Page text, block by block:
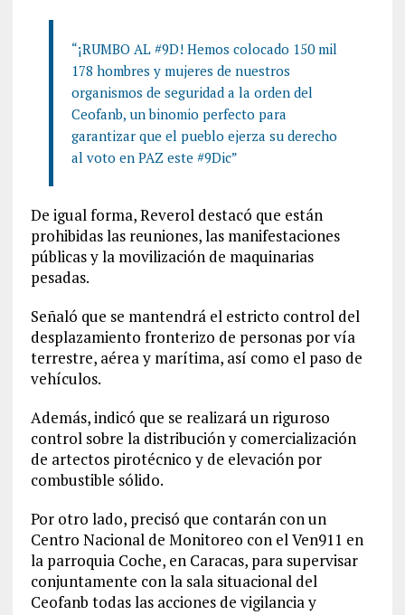
“¡RUMBO AL #9D! Hemos colocado 150 mil
178 hombres y mujeres de nuestros
organismos de seguridad a la orden del
Ceofanb, un binomio perfecto para
garantizar que el pueblo ejerza su derecho
al voto en PAZ este #9Dic”
De igual forma, Reverol destacó que están
prohibidas las reuniones, las manifestaciones
públicas y la movilización de maquinarias
pesadas.
Señaló que se mantendrá el estricto control del
desplazamiento fronterizo de personas por vía
terrestre, aérea y marítima, así como el paso de
vehículos.
Además, indicó que se realizará un riguroso
control sobre la distribución y comercialización
de artectos pirotécnico y de elevación por
combustible sólido.
Por otro lado, precisó que contarán con un
Centro Nacional de Monitoreo con el Ven911 en
la parroquia Coche, en Caracas, para supervisar
conjuntamente con la sala situacional del
Ceofanb todas las acciones de vigilancia y